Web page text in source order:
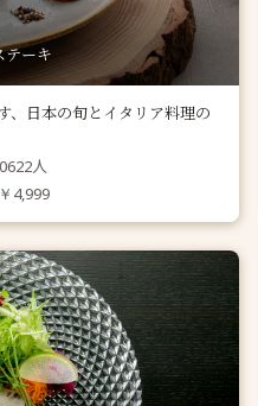
テーキ
、日本の旬とイタリア料理の
人
4,999